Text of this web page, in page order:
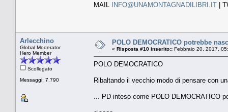
MAIL INFO@UNAMONTAGNADILIBRI.IT |
Arlecchino
Global Moderator
Hero Member
Scollegato
Messaggi: 7.790
POLO DEMOCRATICO potrebbe
« Risposta #10 inserito:: Febbraio 20, 2017,
POLO DEMOCRATICO
Ribaltando il vecchio modo di pensare con
... PD inteso come POLO DEMOCRATICO